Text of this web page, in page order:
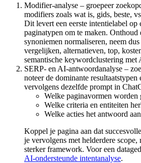
Modifier-analyse – groepeer
modifiers zoals wat is, gids, beste,
Dit levert een eerste intentielabel op
paginatypen om te maken. Onthoud
synoniemen normaliseren, neem
vergelijken, alternatieven, top,
semantische keywordclustering met
SERP- en AI-antwoordanalyse –
noteer de dominante resultaatstypen
vervolgens dezelfde prompt in
Welke paginavormen worden
Welke criteria en entiteiten
Welke acties het antwoord
Koppel je pagina aan dat
je vervolgens met helderdere scope,
sterker framework. Voor een
AI-ondersteunde intentanalyse.